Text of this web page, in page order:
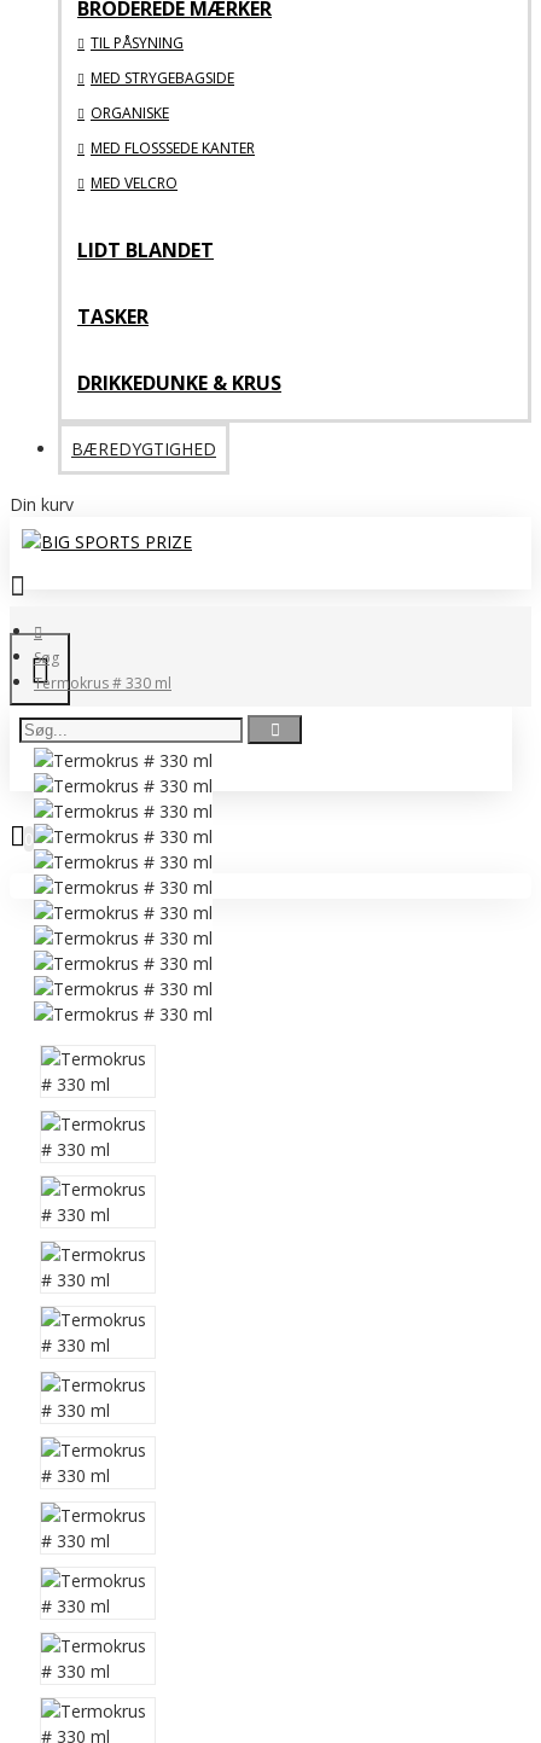
BRODEREDE MÆRKER
TIL PÅSYNING
MED STRYGEBAGSIDE
ORGANISKE
MED FLOSSSEDE KANTER
MED VELCRO
LIDT BLANDET
TASKER
DRIKKEDUNKE & KRUS
BÆREDYGTIGHED
Din kurv
0 vare(r) - 0,00 DKK
Ingen produkter
Søg
Termokrus # 330 ml